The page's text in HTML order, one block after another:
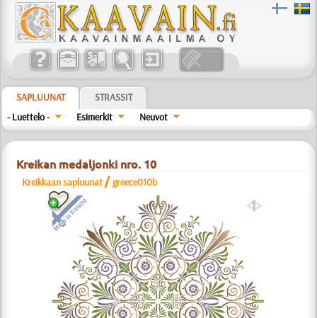
SAPLUUNAT
STRASSIT
- Luettelo -
Esimerkit Neuvot
Kreikan medaljonki nro. 10
Kreikkaan sapluunat /greece010b
a